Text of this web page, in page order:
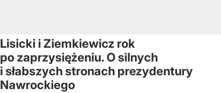
Lisicki i Ziemkiewicz rok
po zaprzysiężeniu. O silnych
i słabszych stronach prezydentury
Nawrockiego